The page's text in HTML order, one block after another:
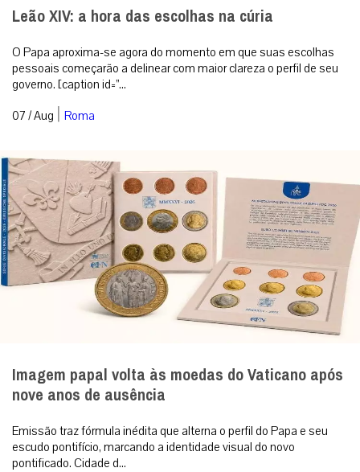
Leão XIV: a hora das escolhas na cúria
O Papa aproxima-se agora do momento em que suas escolhas
pessoais começarão a delinear com maior clareza o perfil de seu
governo. [caption id=”...
07 / Aug | Roma
Imagem papal volta às moedas do Vaticano após
nove anos de ausência
Emissão traz fórmula inédita que alterna o perfil do Papa e seu
escudo pontifício, marcando a identidade visual do novo
pontificado. Cidade d...